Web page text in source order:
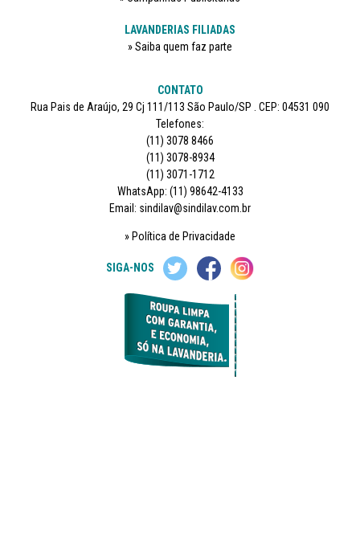
LAVANDERIAS FILIADAS
Saiba quem faz parte
CONTATO
Rua Pais de Araújo, 29 Cj 111/113 São Paulo/SP . CEP: 04531 090
Telefones:
(11) 3078 8466
(11) 3078-8934
(11) 3071-1712
WhatsApp: (11) 98642-4133
Email: sindilav@sindilav.com.br
Política de Privacidade
SIGA-NOS